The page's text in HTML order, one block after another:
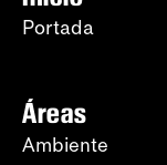
Portada
Áreas
Ambiente